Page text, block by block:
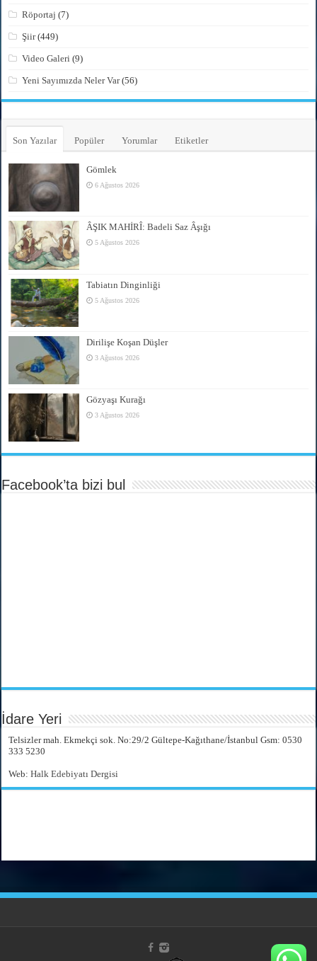
Röportaj (7)
Şiir(449)
Video Galeri (9)
Yeni Sayımızda Neler Var(56)
Son Yazılar Popüler Yorumlar Etiketler
Gömlek
6 Ağustos 2026
ÂŞIK MAHİRÎ: Badeli Saz Âşığı
5 Ağustos 2026
Tabiatın Dinginliği
5 Ağustos 2026
Dirilişe Koşan Düşler
3 Ağustos 2026
Gözyaşı Kurağı
3 Ağustos 2026
Facebook’ta bizi bul
İdare Yeri
Telsizler mah. Ekmekçi sok. No:29/2 Gültepe-Kağıthane/İstanbul Gsm: 0530
333 5230
Web:Halk Edebiyatı Dergisi